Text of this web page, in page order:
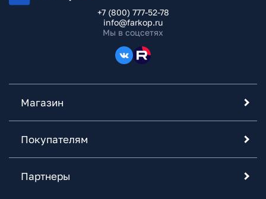
+7 (800) 777-52-78
info@farkop.ru
Мы в соцсетях
Магазин
Покупателям
Партнеры